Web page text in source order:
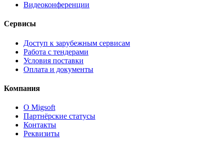
Видеоконференции
Сервисы
Доступ к зарубежным сервисам
Работа с тендерами
Условия поставки
Оплата и документы
Компания
О Migsoft
Партнёрские статусы
Контакты
Реквизиты